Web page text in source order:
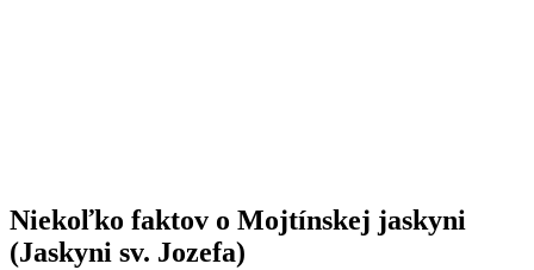
Niekoľko faktov o Mojtínskej jaskyni
(Jaskyni sv. Jozefa)